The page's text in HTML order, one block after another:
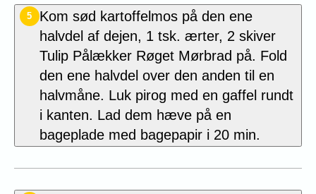
5
Kom sød kartoffelmos på den ene
halvdel af dejen, 1 tsk. ærter, 2 skiver
Tulip Pålækker Røget Mørbrad på. Fold
den ene halvdel over den anden til en
halvmåne. Luk pirog med en gaffel rundt
i kanten. Lad dem hæve på en
bageplade med bagepapir i 20 min.